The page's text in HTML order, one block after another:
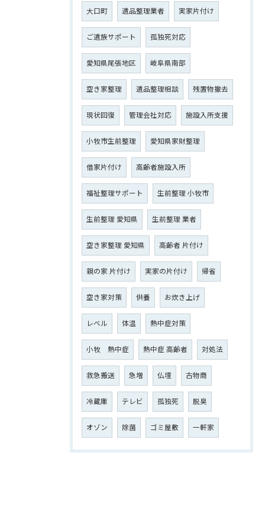
大口町 遺品整理業者 実家片付け
ご遺族サポート 孤独死対応
愛知県尾張地区 岐阜県南部
空き家整理 遺品整理相談 残置物撤去
現状回復 管理会社対応 施設入所支援
小牧市生前整理 愛知県家財整理
借家片付け 高齢者施設入所
福祉整理サポート 生前整理 小牧市
生前整理 愛知県 生前整理 業者
空き家整理 愛知県 高齢者 片付け
親の家 片付け 実家の片付け 帰省
空き家対策 供養 お炊き上げ
レベル 体温 熱中症対策
小牧 熱中症 熱中症 高齢者 対処法
救急搬送 急増 仏壇 古物商
冷蔵庫 テレビ 孤独死 脱臭
オゾン 除菌 ゴミ屋敷 一軒家